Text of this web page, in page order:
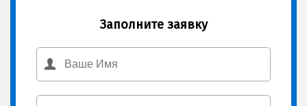
Заполните заявку